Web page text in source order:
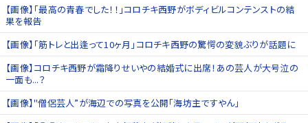
【画像】「最高の青春でした！！」コロチキ西野がボディビルコンテンストの結
果を報告
【画像】「筋トレと出逢って10ヶ月」コロチキ西野の驚愕の変貌ぶりが話題に
【画像】コロチキ西野が霜降りせいやの結婚式に出席！あの芸人が大号泣の
一面も...？
【画像】"僧侶芸人”が海辺での写真を公開「海坊主ですやん」